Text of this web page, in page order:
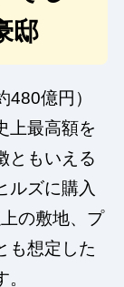
邸
億円）
上最高額を
ともいえる
ルズに購入
の敷地、プ
も想定した